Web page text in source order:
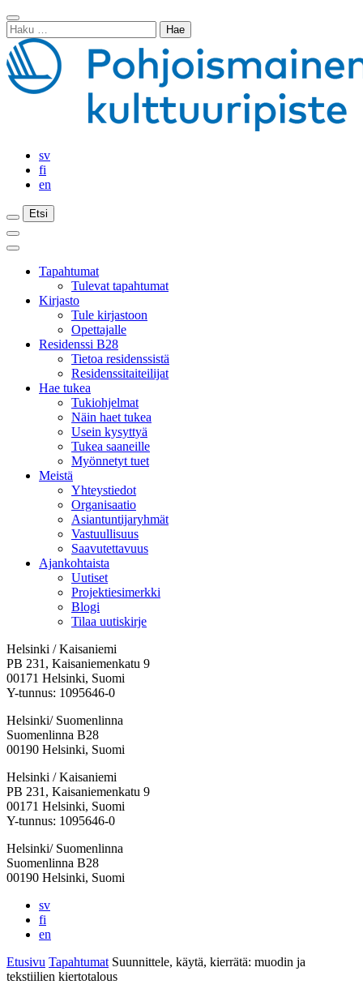
Siirry
sisältöön
Sulje
haku
Haku:
sv
fi
en
Etsi
Etsi
Etsi
Päävalikko
Sulje
päävalikkoTapahtumat
Tulevat tapahtumat
Kirjasto
Tule kirjastoon
Opettajalle
Residenssi B28
Tietoa residenssistä
Residenssitaiteilijat
Hae tukea
Tukiohjelmat
Näin haet tukea
Usein kysyttyä
Tukea saaneille
Myönnetyt tuet
Meistä
Yhteystiedot
Organisaatio
Asiantuntijaryhmät
Vastuullisuus
Saavutettavuus
Ajankohtaista
Uutiset
Projektiesimerkki
Blogi
Tilaa uutiskirje
Helsinki / Kaisaniemi
PB 231, Kaisaniemenkatu 9
00171 Helsinki, Suomi
Y-tunnus: 1095646-0
Helsinki/ Suomenlinna
Suomenlinna B28
00190 Helsinki, Suomi
Facebook:
Avataan
uuteen
välilehteen
Instagram:
Avataan
uuteen
välilehteen
TikTok:
Avataan
uuteen
välilehteen
Youtube:
Avataan
uuteen
välilehteen
Vimeo:
Avataan
uuteen
välilehteen
Helsinki / Kaisaniemi
PB 231, Kaisaniemenkatu 9
00171 Helsinki, Suomi
Y-tunnus: 1095646-0
Helsinki/ Suomenlinna
Suomenlinna B28
00190 Helsinki, Suomi
sv
fi
en
Etusivu Tapahtumat Suunnittele, käytä, kierrätä: muodin ja
tekstiilien kiertotalous